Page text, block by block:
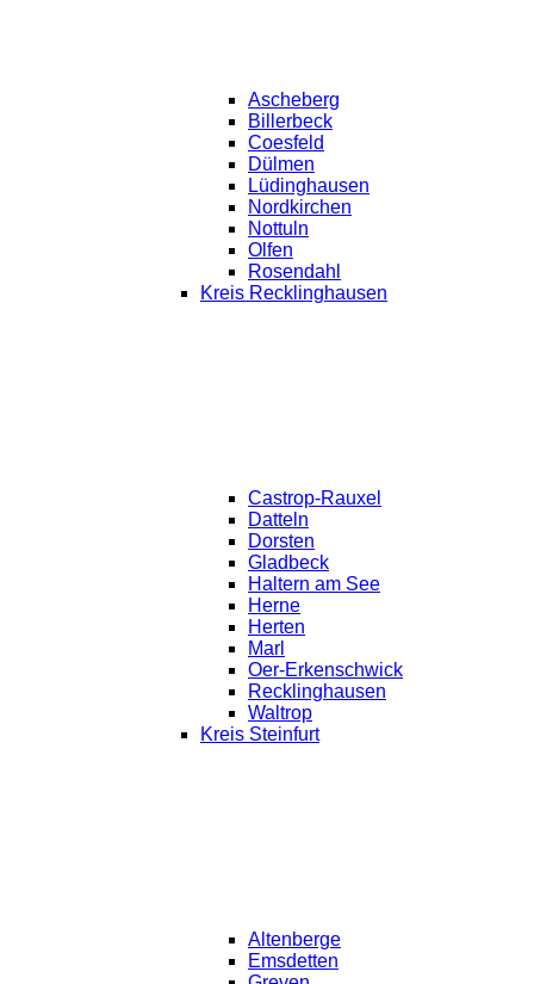
Ascheberg
Billerbeck
Coesfeld
Dülmen
Lüdinghausen
Nordkirchen
Nottuln
Olfen
Rosendahl
Kreis Recklinghausen
Castrop-Rauxel
Datteln
Dorsten
Gladbeck
Haltern am See
Herne
Herten
Marl
Oer-Erkenschwick
Recklinghausen
Waltrop
Kreis Steinfurt
Altenberge
Emsdetten